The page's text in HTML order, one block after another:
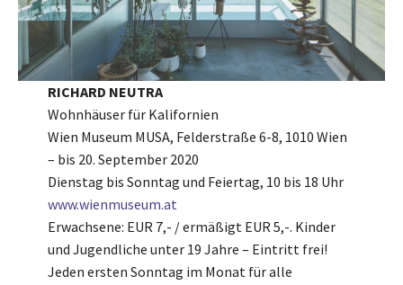
RICHARD NEUTRA
Wohnhäuser für Kalifornien
Wien Museum MUSA, Felderstraße 6-8, 1010 Wien
– bis 20. September 2020
Dienstag bis Sonntag und Feiertag, 10 bis 18 Uhr
www.wienmuseum.at
Erwachsene: EUR 7,- / ermäßigt EUR 5,-. Kinder
und Jugendliche unter 19 Jahre – Eintritt frei!
Jeden ersten Sonntag im Monat für alle